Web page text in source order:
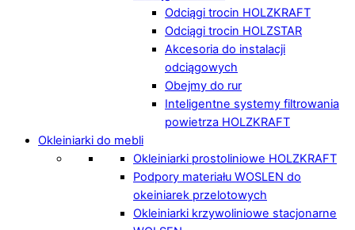
Odciągi trocin HOLZKRAFT
Odciągi trocin HOLZSTAR
Akcesoria do instalacji
odciągowych
Obejmy do rur
Inteligentne systemy filtrowania
powietrza HOLZKRAFT
Okleiniarki do mebli
Okleiniarki prostoliniowe HOLZKRAFT
Podpory materiału WOSLEN do
okeiniarek przelotowych
Okleiniarki krzywoliniowe stacjonarne